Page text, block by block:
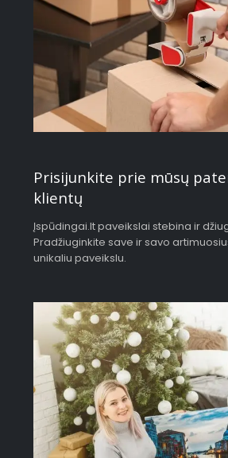
Prisijunkite prie mūsų
klientų
Įspūdingai.lt paveikslai stebina ir
Pradžiuginkite save ir savo
unikaliu paveikslu.